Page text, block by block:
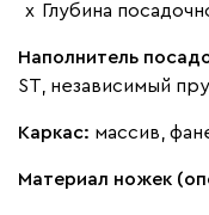
х Глубина
Наполнитель
ST, независимый
Каркас: массив,
Материал ножек